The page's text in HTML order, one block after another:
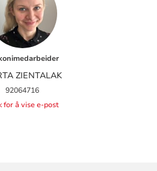
ZIENTALAK
92064716
for å vise e-post